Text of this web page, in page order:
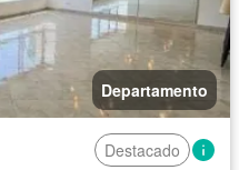
Departamento
Destacado